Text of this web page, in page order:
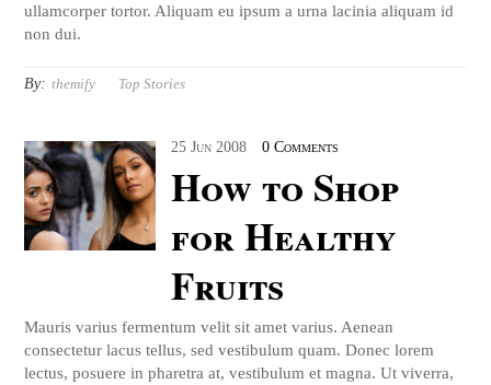
ullamcorper tortor. Aliquam eu ipsum a urna lacinia aliquam id
non dui.
By: themify Top Stories
25 Jun 2008 0 Comments
How to Shop
for Healthy
Fruits
Mauris varius fermentum velit sit amet varius. Aenean
consectetur lacus tellus, sed vestibulum quam. Donec lorem
lectus, posuere in pharetra at, vestibulum et magna. Ut viverra,